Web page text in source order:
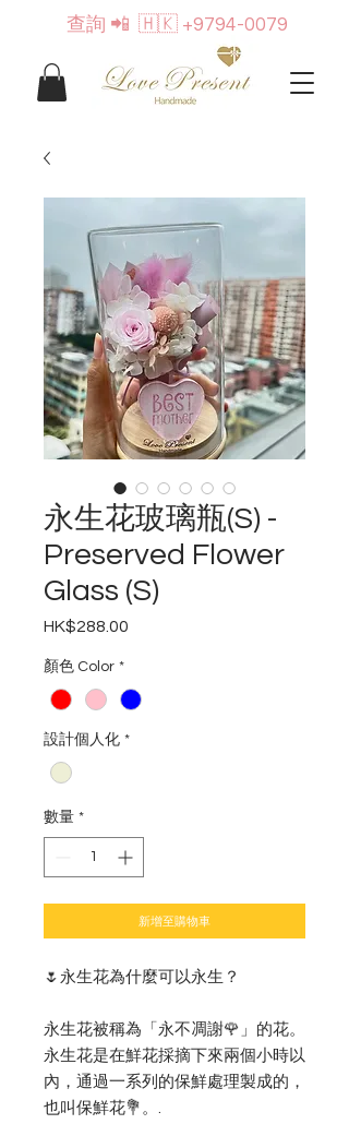
查詢 📲 🇭🇰 +9794-0079
永生花玻璃瓶(S) -
Preserved Flower
Glass (S)
HK$288.00
顏色 Color *
設計個人化 *
數量 *
新增至購物車
🌷永生花為什麼可以永生？
永生花被稱為「永不凋謝🌹」的花。
永生花是在鮮花採摘下來兩個小時以
內，通過一系列的保鮮處理製成的，
也叫保鮮花💐。.